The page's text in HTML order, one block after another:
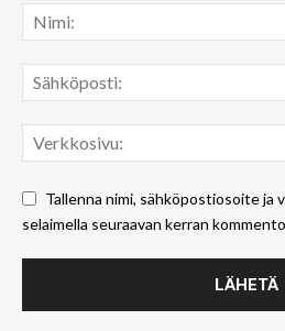
Tallenna nimi, sähköpostiosoite ja
selaimella seuraavan kerran